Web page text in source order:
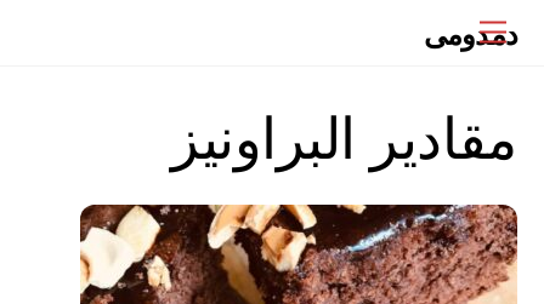
Menu
دمدومى
مقادير البراونيز